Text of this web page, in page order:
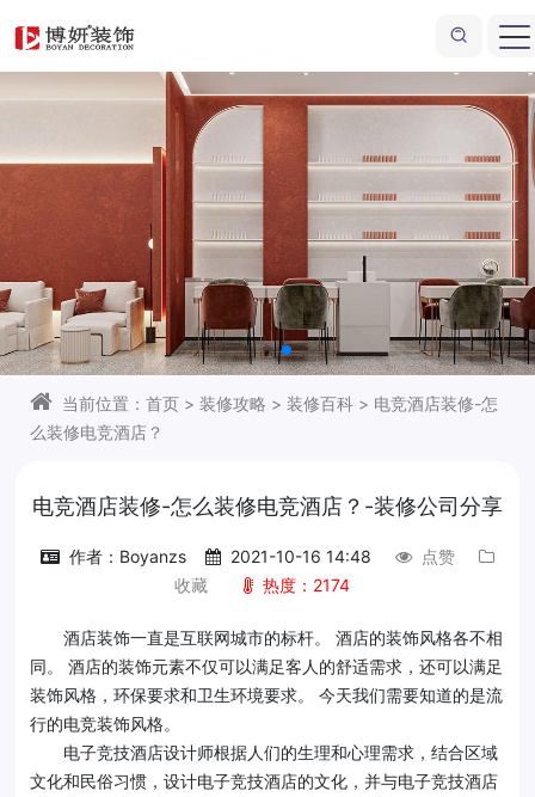
一站式商业店铺装修
心省力 海量效果图供您参考
当前位置：首页 > 装修攻略 > 装修百科 > 电竞酒店装修-怎
么装修电竞酒店？
电竞酒店装修-怎么装修电竞酒店？-装修公司分享
作者：Boyanzs 2021-10-16 14:48
点赞
收藏
热度：2174
酒店装饰一直是互联网城市的标杆。 酒店的装饰风格各不相
同。 酒店的装饰元素不仅可以满足客人的舒适需求，还可以满足
装饰风格，环保要求和卫生环境要求。 今天我们需要知道的是流
行的电竞装饰风格。
电子竞技酒店设计师根据人们的生理和心理需求，结合区域
文化和民俗习惯，设计电子竞技酒店的文化，并与电子竞技酒店